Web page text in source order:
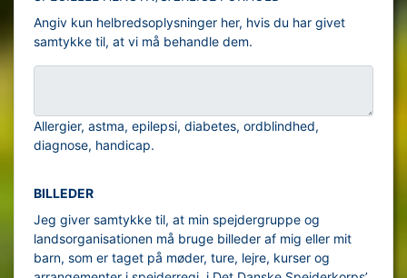
Angiv kun helbredsoplysninger her, hvis du har givet
samtykke til, at vi må behandle dem.
Allergier, astma, epilepsi, diabetes, ordblindhed,
diagnose, handicap.
BILLEDER
Jeg giver samtykke til, at min spejdergruppe og
landsorganisationen må bruge billeder af mig eller mit
barn, som er taget på møder, ture, lejre, kurser og